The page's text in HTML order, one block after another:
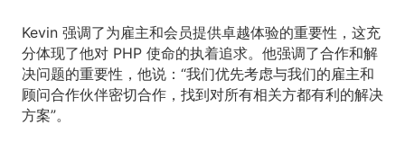
Kevin 强调了为雇主和会员提供卓越体验的重要性，这充
分体现了他对 PHP 使命的执着追求。他强调了合作和解
决问题的重要性，他说：“我们优先考虑与我们的雇主和
顾问合作伙伴密切合作，找到对所有相关方都有利的解决
方案”。